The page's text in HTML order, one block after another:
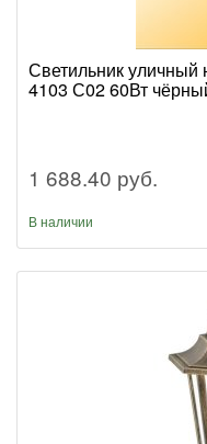
Светильник
4103 С02 60Вт
1 688.40 руб.
В наличии